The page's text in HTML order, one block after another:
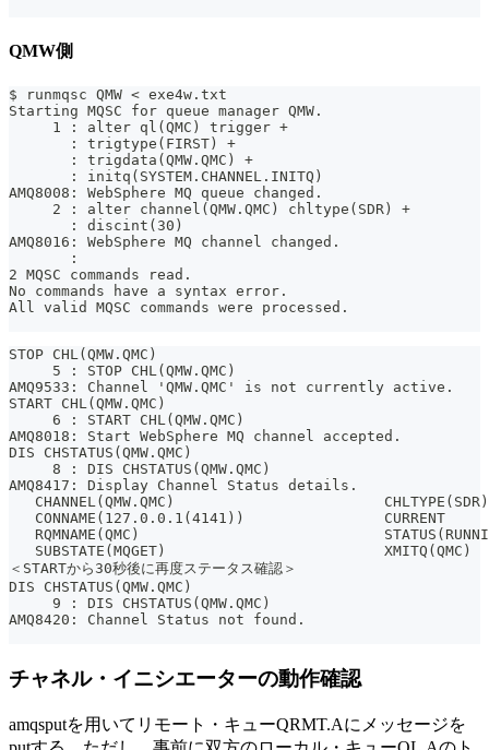
QMW側
$ runmqsc QMW < exe4w.txt
Starting MQSC for queue manager QMW.
     1 : alter ql(QMC) trigger +
       : trigtype(FIRST) +
       : trigdata(QMW.QMC) +
       : initq(SYSTEM.CHANNEL.INITQ)
AMQ8008: WebSphere MQ queue changed.
     2 : alter channel(QMW.QMC) chltype(SDR) +
       : discint(30)
AMQ8016: WebSphere MQ channel changed.
       :
2 MQSC commands read.
No commands have a syntax error.
All valid MQSC commands were processed.
STOP CHL(QMW.QMC)
     5 : STOP CHL(QMW.QMC)
AMQ9533: Channel 'QMW.QMC' is not currently active.
START CHL(QMW.QMC)
     6 : START CHL(QMW.QMC)
AMQ8018: Start WebSphere MQ channel accepted.
DIS CHSTATUS(QMW.QMC)
     8 : DIS CHSTATUS(QMW.QMC)
AMQ8417: Display Channel Status details.
   CHANNEL(QMW.QMC)                        CHLTYPE(SDR)
   CONNAME(127.0.0.1(4141))                CURRENT
RQMNAME(QMC)
   SUBSTATE(MQGET)                         XMITQ(QMC)
＜STARTから30秒後に再度ステータス確認＞
DIS CHSTATUS(QMW.QMC)
     9 : DIS CHSTATUS(QMW.QMC)
AMQ8420: Channel Status not found.
チャネル・イニシエーターの動作確認
amqsputを用いてリモート・キューQRMT.Aにメッセージを